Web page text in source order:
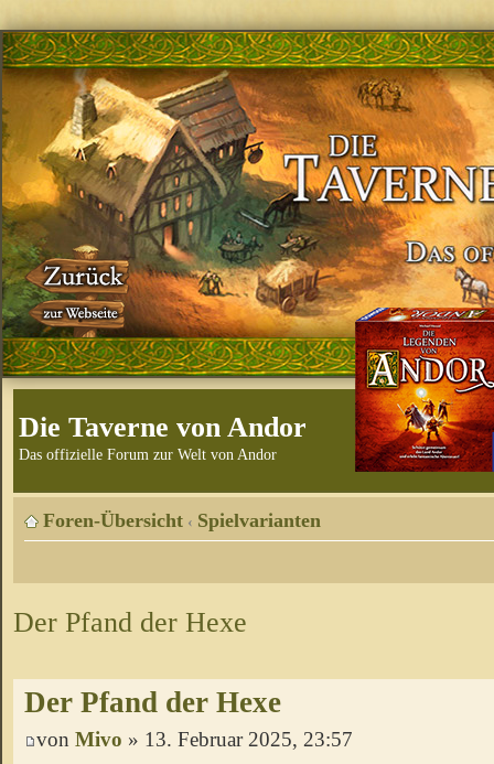
Die Taverne von Andor
Das offizielle Forum zur Welt von Andor
Foren-Übersicht ‹ Spielvarianten
Der Pfand der Hexe
Der Pfand der Hexe
von Mivo » 13. Februar 2025, 23:57